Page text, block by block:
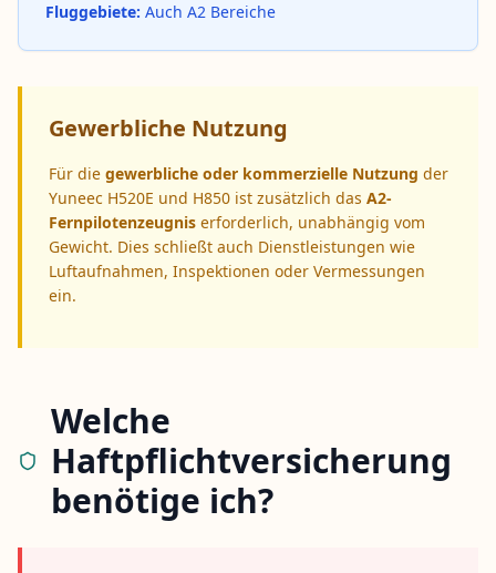
Fluggebiete: Auch A2 Bereiche
Gewerbliche Nutzung
Für die gewerbliche oder kommerzielle Nutzung der
Yuneec H520E und H850 ist zusätzlich das A2-
Fernpilotenzeugnis erforderlich, unabhängig vom
Gewicht. Dies schließt auch Dienstleistungen wie
Luftaufnahmen, Inspektionen oder Vermessungen
ein.
Welche
Haftpflichtversicherung
benötige ich?